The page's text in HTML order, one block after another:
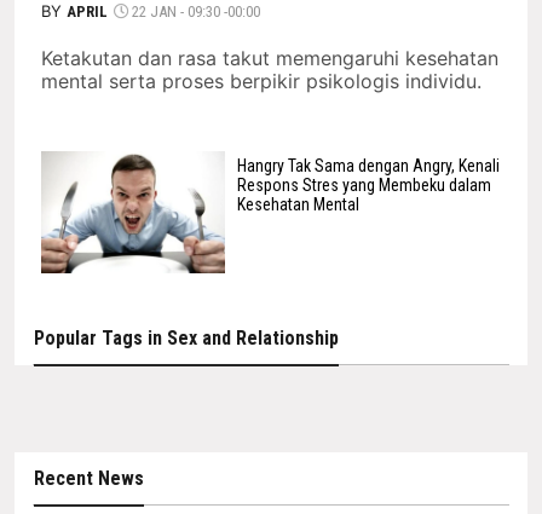
BYAPRIL 22 JAN - 09:30 -00:00
Ketakutan dan rasa takut memengaruhi kesehatan
mental serta proses berpikir psikologis individu.
Hangry Tak Sama dengan Angry, Kenali
Respons Stres yang Membeku dalam
Kesehatan Mental
Popular Tags in Sex and Relationship
Recent News